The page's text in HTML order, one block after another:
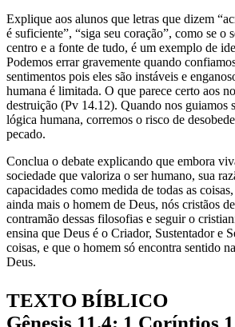
Explique aos alunos que letras que dizem
é suficiente”, “siga seu coração”, como se o
centro e a fonte de tudo, é um exemplo de
Podemos errar gravemente quando
sentimentos pois eles são instáveis e
humana é limitada. O que parece certo aos
destruição (Pv 14.12). Quando nos guiamos
lógica humana, corremos o risco de
pecado.
Conclua o debate explicando que embora
sociedade que valoriza o ser humano, sua
capacidades como medida de todas as
ainda mais o homem de Deus, nós cristãos
contramão dessas filosofias e seguir o
ensina que Deus é o Criador, Sustentador e
coisas, e que o homem só encontra sentido
Deus.
TEXTO BÍBLICO